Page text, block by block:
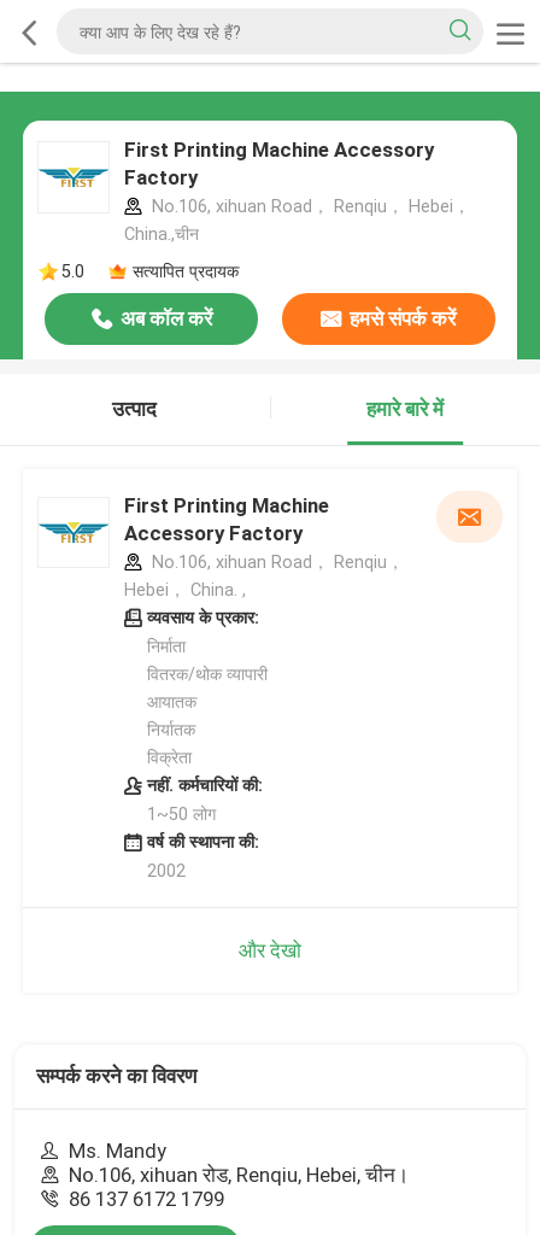
First Printing Machine Accessory
Factory
No.106, xihuan Road， Renqiu， Hebei，
China.,चीन
5.0
सत्यापित प्रदायक
अब कॉल करें हमसे संपर्क करें
उत्पाद हमारे बारे में
First Printing Machine
Accessory Factory
No.106, xihuan Road， Renqiu，
Hebei， China. ,
व्यवसाय के प्रकार:
निर्माता
वितरक/थोक व्यापारी
आयातक
निर्यातक
विक्रेता
नहीं. कर्मचारियों की:
1~50 लोग
वर्ष की स्थापना की:
2002
और देखो
सम्पर्क करने का विवरण
Ms. Mandy
No.106, xihuan रोड, Renqiu, Hebei, चीन।
86 137 6172 1799